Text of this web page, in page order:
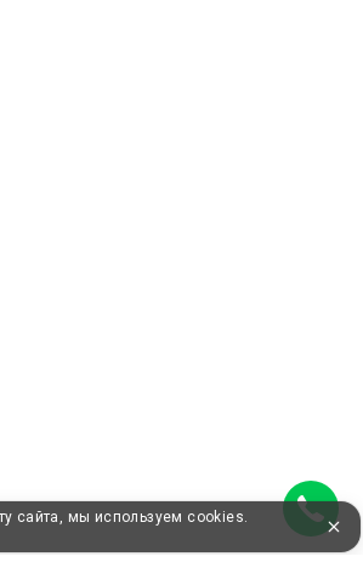
сайта, мы используем cookies.